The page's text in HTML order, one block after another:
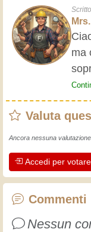
ma
se
si
Valuta
Ancora nessuna valutazione.
Accedi per votare
Commenti
Nessun